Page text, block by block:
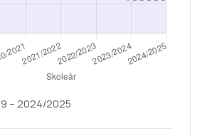
– 2024/2025